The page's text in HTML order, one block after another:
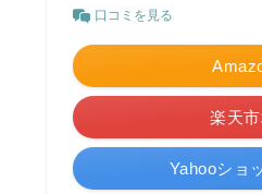
口コミを見る
楽天
Yahooショ